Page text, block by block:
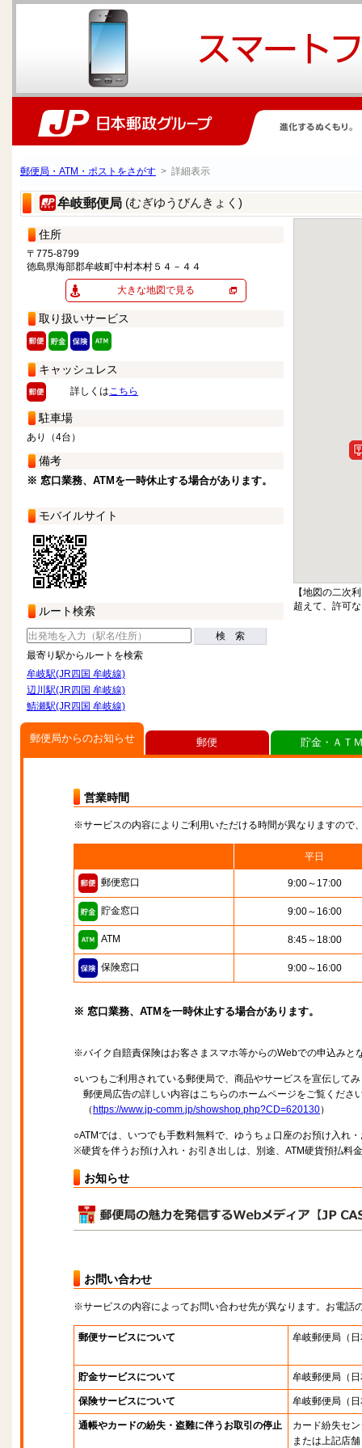
郵便局・ATM・ポストをさがす > 詳細表示
牟岐郵便局 (むぎゆうびんきょく)
住所
〒775-8799
徳島県海部郡牟岐町中村本村５４－４４
大きな地図で見る
取り扱いサービス
キャッシュレス
詳しくはこちら
駐車場
あり（4台）
備考
※ 窓口業務、ATMを一時休止する場合があります。
モバイルサイト
ルート検索
検 索
最寄り駅からルートを検索
牟岐駅(JR四国 牟岐線)
辺川駅(JR四国 牟岐線)
鯖瀬駅(JR四国 牟岐線)
【地図の二次
超えて、許可
郵便局からのお知らせ
営業時間
※サービスの内容によりご利用いただける時間が異なりますので
平日
郵便窓口 9:00～17:00
貯金窓口 9:00～16:00
ATM 8:45～18:00
保険窓口 9:00～16:00
※ 窓口業務、ATMを一時休止する場合があります。
※バイク自賠責保険はお客さまスマホ等からのWebでの申込みと
○いつもご利用されている郵便局で、商品やサービスを宣伝して
郵便局広告の詳しい内容はこちらのホームページをご覧くださ
（ https://www.jp-comm.jp/showshop.php?CD=620130）
○ATMでは、いつでも手数料無料で、ゆうちょ口座のお預け入れ
※硬貨を伴うお預け入れ・お引き出しは、別途、ATM硬貨預払料
お知らせ
お問い合わせ
※サービスの内容によってお問い合わせ先が異なります。お電話
郵便サービスについて 牟岐郵便局 （
貯金サービスについて 牟岐郵便局 （
保険サービスについて 牟岐郵便局 （
通帳やカードの紛失・盗難に伴うお取引の停止
カード紛失セ
または上記店舗
郵便 貯金・ＡＴ